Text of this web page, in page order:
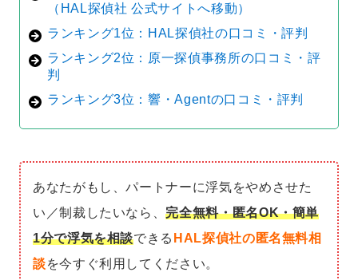
（HAL探偵社 公式サイトへ移動）
ランキング1位：HAL探偵社の口コミ・評判
ランキング2位：原一探偵事務所の口コミ・評
判
ランキング3位：響・Agentの口コミ・評判
あなたがもし、パートナーに浮気をやめさせた
い／制裁したいなら、完全無料・匿名OK・簡単
1分で浮気を相談できる HAL探偵社の匿名無料相
談を今すぐ利用してください。